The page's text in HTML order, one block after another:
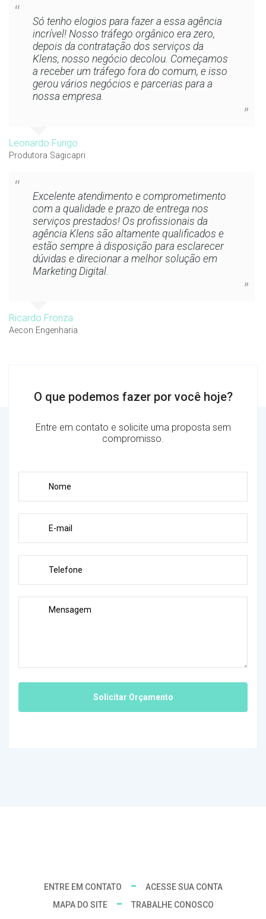
Só tenho elogios para fazer a essa agência
incrível! Nosso tráfego orgânico era zero,
depois da contratação dos serviços da
Klens, nosso negócio decolou. Começamos
a receber um tráfego fora do comum, e isso
gerou vários negócios e parcerias para a
nossa empresa.
Leonardo Furigo
Produtora Sagicapri
Excelente atendimento e comprometimento
com a qualidade e prazo de entrega nos
serviços prestados! Os profissionais da
agência Klens são altamente qualificados e
estão sempre à disposição para esclarecer
dúvidas e direcionar a melhor solução em
Marketing Digital.
Ricardo Fronza
Aecon Engenharia
O que podemos fazer por você hoje?
Entre em contato e solicite uma proposta sem
compromisso.
ENTRE EM CONTATO
ACESSE SUA CONTA
MAPA DO SITE
TRABALHE CONOSCO